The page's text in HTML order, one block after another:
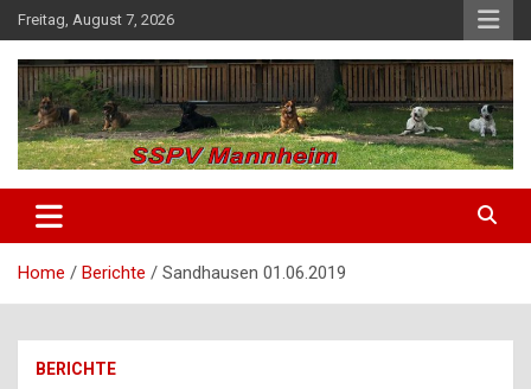
Freitag, August 7, 2026
SSPV Mannheim
Home Berichte Sandhausen 01.06.2019
BERICHTE